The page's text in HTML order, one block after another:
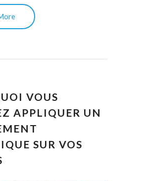
VOUS
APPLIQUER UN
SUR VOS